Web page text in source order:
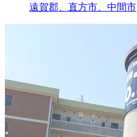
遠賀郡、直方市、中間市